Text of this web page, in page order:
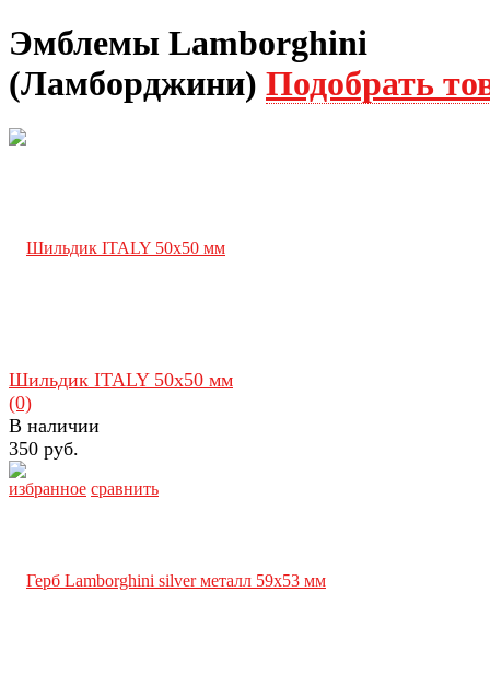
Эмблемы Lamborghini
(Ламборджини) Подобрать
избранное сравнить
Шильдик ITALY 50x50 мм
(0)
В наличии
350 руб.